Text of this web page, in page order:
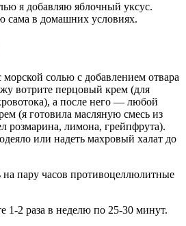
я добавляю яблочный уксус.
сама в домашних условиях.
солью с добавлением отвара
вотрите перцовый крем (для
а после него — любой
(я готовила масляную смесь из
розмарина, лимона, грейпфрута).
или надеть махровый халат до
на пару часов противоцеллюлитные
1-2 раза в неделю по 25-30 минут.